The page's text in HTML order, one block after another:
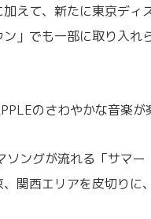
えて、新たに東京ディ
」でも一部に取り入れ
のさわやかな音楽が
ソングが流れる「サマ
西エリアを皮切りに